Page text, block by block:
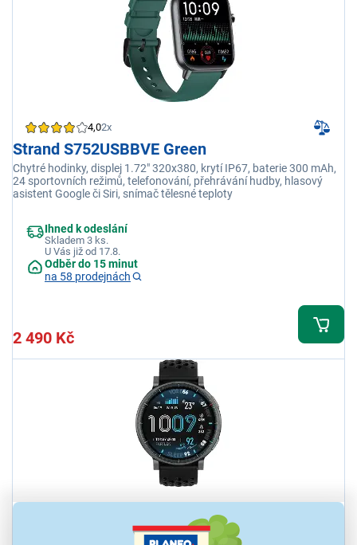
4,02x
Strand S752USBBVE Green
Chytré hodinky, displej 1.72" 320x380, krytí IP67, baterie 300 mAh,
24 sportovních režimů, telefonování, přehrávání hudby, hlasový
asistent Google či Siri, snímač tělesné teploty
Ihned k odeslání
Skladem 3 ks.
U Vás již od 17.8.
Odběr do 15 minut
na 58 prodejnách
2 490 Kč
Amazfit Active Max